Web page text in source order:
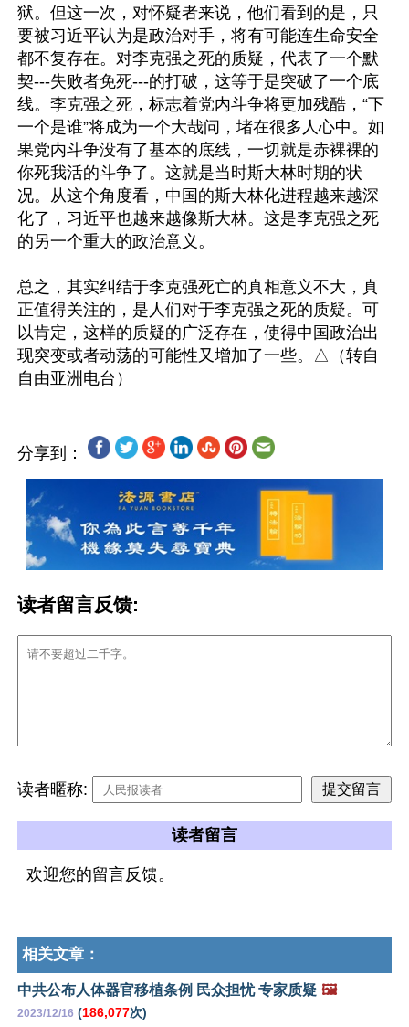
狱。但这一次，对怀疑者来说，他们看到的是，只
要被习近平认为是政治对手，将有可能连生命安全
都不复存在。对李克强之死的质疑，代表了一个默
契---失败者免死---的打破，这等于是突破了一个底
线。李克强之死，标志着党内斗争将更加残酷，“下
一个是谁”将成为一个大哉问，堵在很多人心中。如
果党内斗争没有了基本的底线，一切就是赤裸裸的
你死我活的斗争了。这就是当时斯大林时期的状
况。从这个角度看，中国的斯大林化进程越来越深
化了，习近平也越来越像斯大林。这是李克强之死
的另一个重大的政治意义。
总之，其实纠结于李克强死亡的真相意义不大，真
正值得关注的，是人们对于李克强之死的质疑。可
以肯定，这样的质疑的广泛存在，使得中国政治出
现突变或者动荡的可能性又增加了一些。△（转自
分享到：
读者留言反馈:
读者暱称:
读者留言
欢迎您的留言反馈。
相关文章：
中共公布人体器官移植条例 民众担忧 专家质疑 🖼️
2023/12/16 (186,077次)